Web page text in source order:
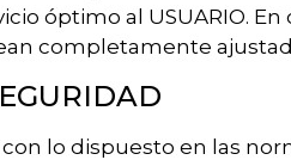
óptimo al USUARIO.
completamente
lo dispuesto en las